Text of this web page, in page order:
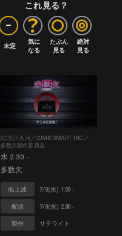
これ見る？
-
未定
気に
なる
たぶん
見る
絶対
見る
(C)宮川大河／COMICSMART INC.／
多数欠製作委員会
水 2:30 -
多数欠
地上波 7/3(水) 1:59 -
配信 7/3(水) 2:30 -
製作 サテライト